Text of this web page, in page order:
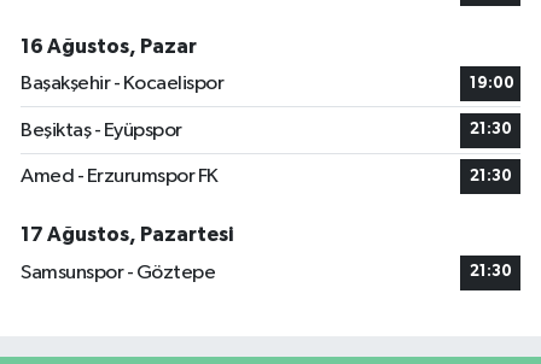
16 Ağustos, Pazar
Başakşehir - Kocaelispor
19:00
Beşiktaş - Eyüpspor 21:30
Amed - Erzurumspor FK 21:30
17 Ağustos, Pazartesi
Samsunspor - Göztepe
21:30